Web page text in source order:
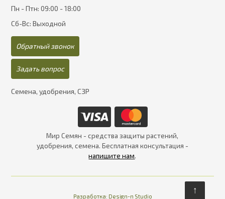
Пн - Птн: 09:00 - 18:00
Сб-Вс: Выходной
Обратный звонок
Задать вопрос
Семена, удобрения, СЗР
Мир Семян - средства защиты растений,
удобрения, семена. Бесплатная консультация -
напишите нам.
Разработка: Design-n Studio
↑